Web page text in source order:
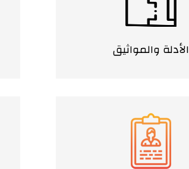
الأدلة والمواثيق